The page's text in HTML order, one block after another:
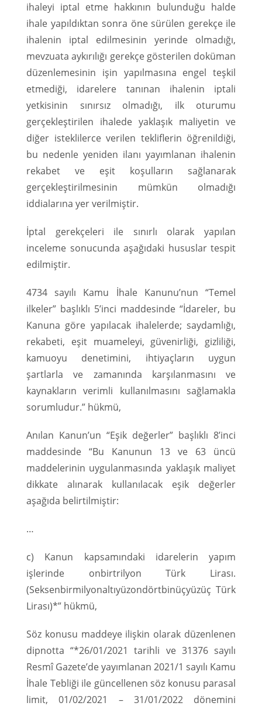
ihaleyi iptal etme hakkının bulunduğu halde
ihale yapıldıktan sonra öne sürülen gerekçe ile
ihalenin iptal edilmesinin yerinde olmadığı,
mevzuata aykırılığı gerekçe gösterilen doküman
düzenlemesinin işin yapılmasına engel teşkil
etmediği, idarelere tanınan ihalenin iptali
yetkisinin sınırsız olmadığı, ilk oturumu
gerçekleştirilen ihalede yaklaşık maliyetin ve
diğer isteklilerce verilen tekliflerin öğrenildiği,
bu nedenle yeniden ilanı yayımlanan ihalenin
rekabet ve eşit koşulların sağlanarak
gerçekleştirilmesinin mümkün olmadığı
iddialarına yer verilmiştir.
İptal gerekçeleri ile sınırlı olarak yapılan
inceleme sonucunda aşağıdaki hususlar tespit
edilmiştir.
4734 sayılı Kamu İhale Kanunu’nun “Temel
ilkeler” başlıklı 5’inci maddesinde “İdareler, bu
Kanuna göre yapılacak ihalelerde; saydamlığı,
rekabeti, eşit muameleyi, güvenirliği, gizliliği,
kamuoyu denetimini, ihtiyaçların uygun
şartlarla ve zamanında karşılanmasını ve
kaynakların verimli kullanılmasını sağlamakla
sorumludur.” hükmü,
Anılan Kanun’un “Eşik değerler” başlıklı 8’inci
maddesinde “Bu Kanunun 13 ve 63 üncü
maddelerinin uygulanmasında yaklaşık maliyet
dikkate alınarak kullanılacak eşik değerler
aşağıda belirtilmiştir:
…
c) Kanun kapsamındaki idarelerin yapım
işlerinde onbirtrilyon Türk Lirası.
(Seksenbirmilyonaltıyüzondörtbinüçyüzüç Türk
Lirası)*” hükmü,
Söz konusu maddeye ilişkin olarak düzenlenen
dipnotta “*26/01/2021 tarihli ve 31376 sayılı
Resmî Gazete’de yayımlanan 2021/1 sayılı Kamu
İhale Tebliği ile güncellenen söz konusu parasal
limit, 01/02/2021 – 31/01/2022 dönemini